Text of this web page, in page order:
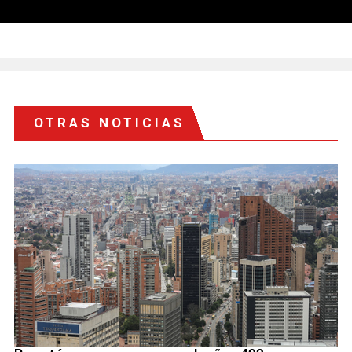
OTRAS NOTICIAS